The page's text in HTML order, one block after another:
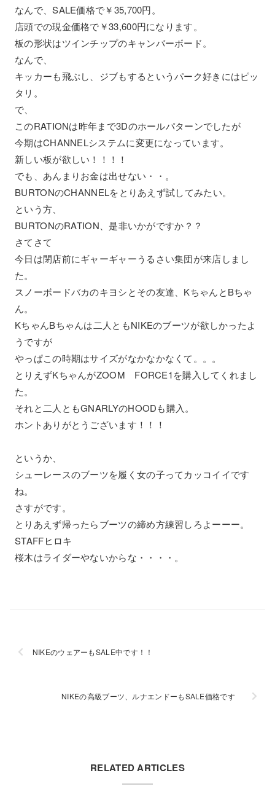
なんで、SALE価格で￥35,700円。
店頭での現金価格で￥33,600円になります。
板の形状はツインチップのキャンバーボード。
なんで、
キッカーも飛ぶし、ジブもするというパーク好きにはピッ
タリ。
で、
このRATIONは昨年まで3Dのホールパターンでしたが
今期はCHANNELシステムに変更になっています。
新しい板が欲しい！！！！
でも、あんまりお金は出せない・・。
BURTONのCHANNELをとりあえず試してみたい。
という方、
BURTONのRATION、是非いかがですか？？
さてさて
今日は閉店前にギャーギャーうるさい集団が来店しまし
た。
スノーボードバカのキヨシとその友達、KちゃんとBちゃ
ん。
KちゃんBちゃんは二人ともNIKEのブーツが欲しかったよ
うですが
やっぱこの時期はサイズがなかなかなくて。。。
とりえずKちゃんがZOOM FORCE1を購入してくれまし
た。
それと二人ともGNARLYのHOODも購入。
ホントありがとうございます！！！
というか、
シューレースのブーツを履く女の子ってカッコイイです
ね。
さすがです。
とりあえず帰ったらブーツの締め方練習しろよーーー。
STAFFヒロキ
桜木はライダーやないからな・・・・。
NIKEのウェアーもSALE中です！！
NIKEの高級ブーツ、ルナエンドーもSALE価格です
RELATED ARTICLES